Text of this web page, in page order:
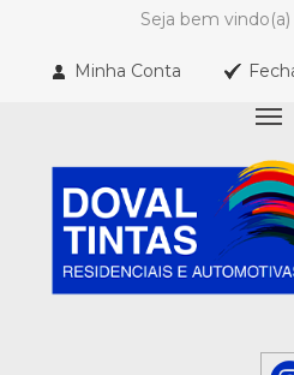
Seja bem
Minha Conta